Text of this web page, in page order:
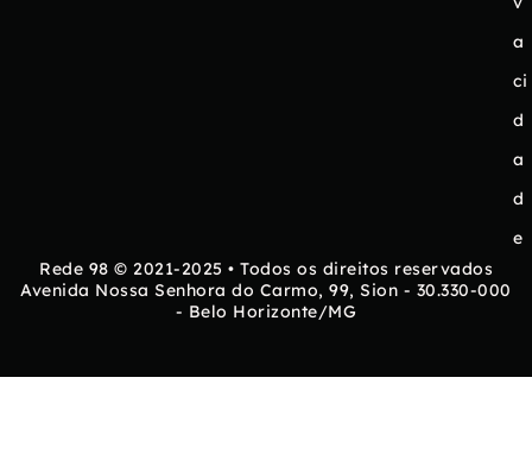
a
ci
d
a
d
e
Rede 98 © 2021-2025 • Todos os direitos reservados
Avenida Nossa Senhora do Carmo, 99, Sion - 30.330-000
- Belo Horizonte/MG